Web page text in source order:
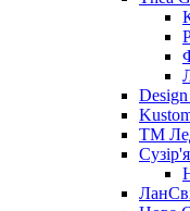
ТМ